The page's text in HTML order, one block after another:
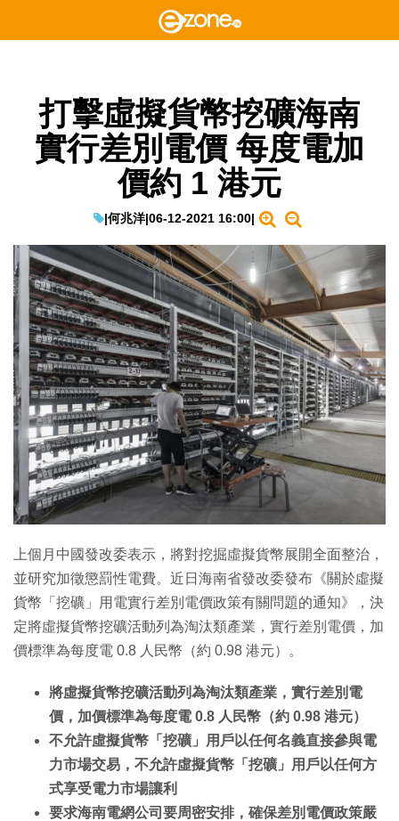
打擊虛擬貨幣挖礦海南
實行差別電價 每度電加
價約 1 港元
|何兆洋|06-12-2021 16:00|
上個月中國發改委表示，將對挖掘虛擬貨幣展開全面整治，
並研究加徵懲罰性電費。近日海南省發改委發布《關於虛擬
貨幣「挖礦」用電實行差別電價政策有關問題的通知》，決
定將虛擬貨幣挖礦活動列為淘汰類產業，實行差別電價，加
價標準為每度電 0.8 人民幣（約 0.98 港元）。
將虛擬貨幣挖礦活動列為淘汰類產業，實行差別電
價，加價標準為每度電 0.8 人民幣（約 0.98 港元）
不允許虛擬貨幣「挖礦」用戶以任何名義直接參與電
力市場交易，不允許虛擬貨幣「挖礦」用戶以任何方
式享受電力市場讓利
要求海南電網公司要周密安排，確保差別電價政策嚴